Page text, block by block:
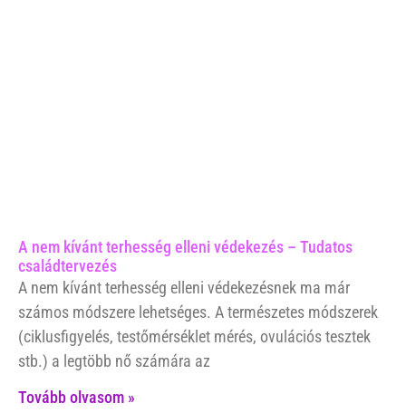
A nem kívánt terhesség elleni védekezés – Tudatos
családtervezés
A nem kívánt terhesség elleni védekezésnek ma már
számos módszere lehetséges. A természetes módszerek
(ciklusfigyelés, testőmérséklet mérés, ovulációs tesztek
stb.) a legtöbb nő számára az
Tovább olvasom »